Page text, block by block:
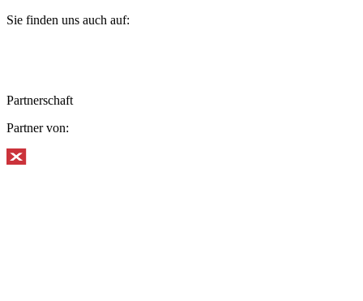
Sie finden uns auch auf:
Partnerschaft
Partner von: